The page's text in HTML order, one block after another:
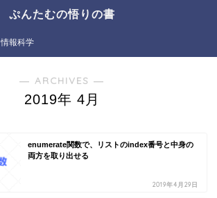
ぷんたむの悟りの書
情報科学
― ARCHIVES ―
2019年 4月
enumerate関数で、リストのindex番号と中身の
両方を取り出せる
2019年4月29日